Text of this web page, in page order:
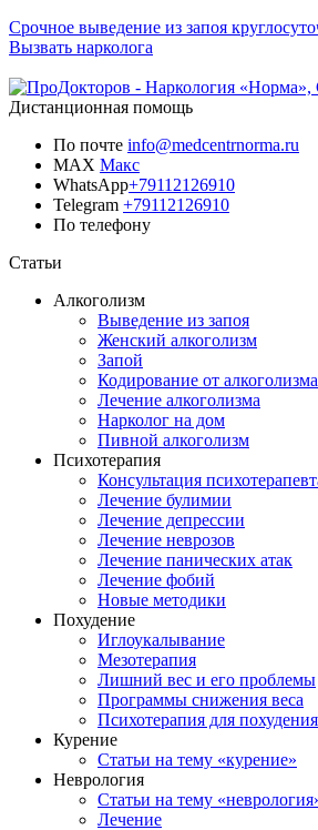
Срочное выведение из запоя
Вызвать нарколога
Дистанционная помощь
По почте info@medcentrnorma.ru
MAX Макс
WhatsApp+79112126910
Telegram +79112126910
По телефону
Статьи
Алкоголизм
Выведение из запоя
Женский алкоголизм
Запой
Кодирование от алкоголизма
Лечение алкоголизма
Нарколог на дом
Пивной алкоголизм
Психотерапия
Консультация
Лечение булимии
Лечение депрессии
Лечение неврозов
Лечение панических атак
Лечение фобий
Новые методики
Похудение
Иглоукалывание
Мезотерапия
Лишний вес и его проблемы
Программы снижения веса
Психотерапия для похудения
Курение
Статьи на тему «курение»
Неврология
Статьи на тему
Лечение